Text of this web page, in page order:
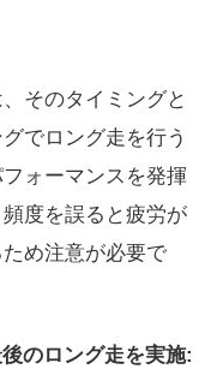
そのタイミングと
でロング走を行う
ォーマンスを発揮
度を誤ると疲労が
め注意が必要で
のロング走を実施: